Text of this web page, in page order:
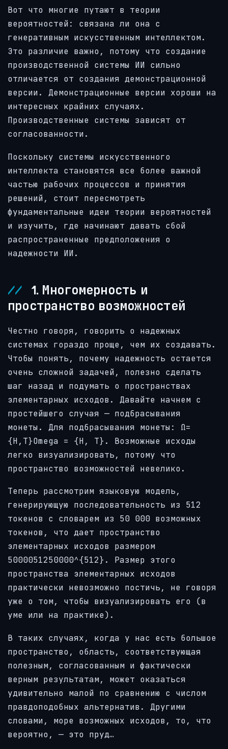
Вот что многие путают в теории
вероятностей: связана ли она с
генеративным искусственным интеллектом.
Это различие важно, потому что создание
производственной системы ИИ сильно
отличается от создания демонстрационной
версии. Демонстрационные версии хороши на
интересных крайних случаях.
Производственные системы зависят от
согласованности.
Поскольку системы искусственного
интеллекта становятся все более важной
частью рабочих процессов и принятия
решений, стоит пересмотреть
фундаментальные идеи теории вероятностей
и изучить, где начинают давать сбой
распространенные предположения о
надежности ИИ.
1. Многомерность и
пространство возможностей
Честно говоря, говорить о надежных
системах гораздо проще, чем их создавать.
Чтобы понять, почему надежность остается
очень сложной задачей, полезно сделать
шаг назад и подумать о пространствах
элементарных исходов. Давайте начнем с
простейшего случая — подбрасывания
монеты. Для подбрасывания монеты: Ω=
{H,T}Omega = {H, T}. Возможные исходы
легко визуализировать, потому что
пространство возможностей невелико.
Теперь рассмотрим языковую модель,
генерирующую последовательность из 512
токенов с словарем из 50 000 возможных
токенов, что дает пространство
элементарных исходов размером
5000051250000^{512}. Размер этого
пространства элементарных исходов
практически невозможно постичь, не говоря
уже о том, чтобы визуализировать его (в
уме или на практике).
В таких случаях, когда у нас есть большое
пространство, область, соответствующая
полезным, согласованным и фактически
верным результатам, может оказаться
удивительно малой по сравнению с числом
правдоподобных альтернатив. Другими
словами, море возможных исходов, то, что
вероятно, — это пруд…